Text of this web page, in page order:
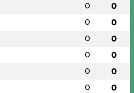
0 0
0 0
0 0
0 0
0 0
0 0